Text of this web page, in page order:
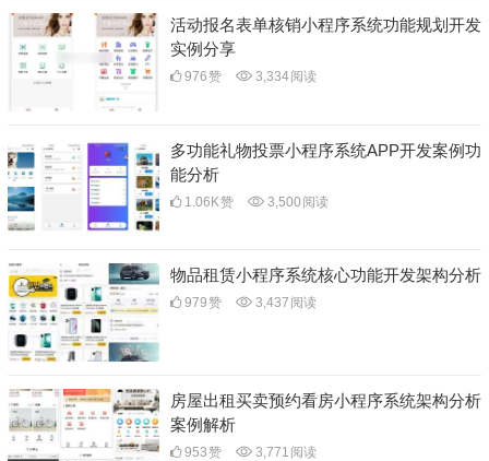
活动报名表单核销小程序系统功能规划开发
实例分享
976赞 3,334阅读
多功能礼物投票小程序系统APP开发案例功
能分析
1.06K赞 3,500 阅读
物品租赁小程序系统核心功能开发架构分析
979赞 3,437 阅读
房屋出租买卖预约看房小程序系统架构分析
案例解析
953赞 3,771 阅读